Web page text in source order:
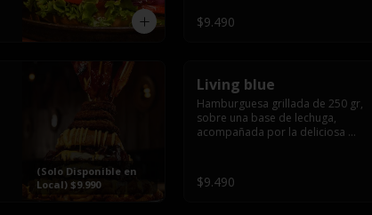
$9.490
(Solo Disponible en
Local) $9.990
Living blue
Hamburguesa grillada de 250 gr,
sobre una base de lechuga,
acompañada por la deliciosa
en wisky jack daniels y salsa de
miel.-
$9.490